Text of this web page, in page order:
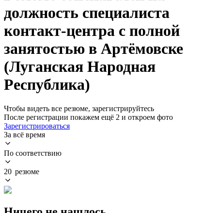
должность специалиста
контакт-центра с полной
занятостью в Артёмовске
(Луганская Народная
Республика)
Чтобы видеть все резюме, зарегистрируйтесь
После регистрации покажем ещё 2 и откроем фото
Зарегистрироваться
За всё время
По соответствию
20 резюме